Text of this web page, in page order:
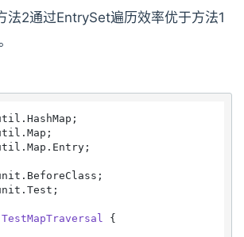
法2通过EntrySet遍历效率优于方法1
TestMapTraversal {